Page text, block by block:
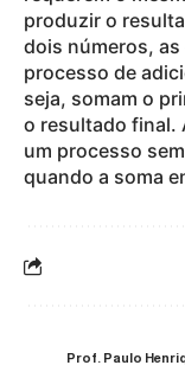
produzir o
dois números,
processo de
seja, somam o
o resultado final.
um processo
quando a soma
Prof. Paulo